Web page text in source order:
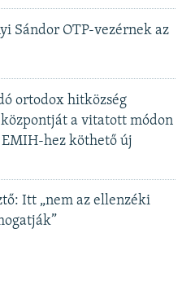
Sándor OTP-vezérnek az
ortodox hitközség
a vitatott módon
hez köthető új
Itt „nem az ellenzéki